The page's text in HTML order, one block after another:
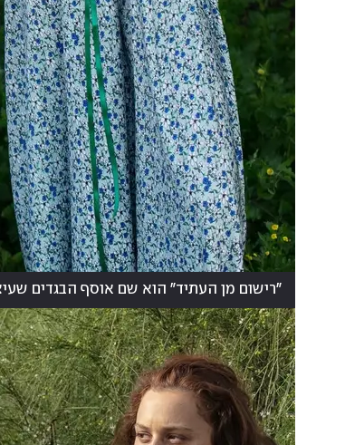
"רישום מן העתיד" הוא שם אוסף הבגדים